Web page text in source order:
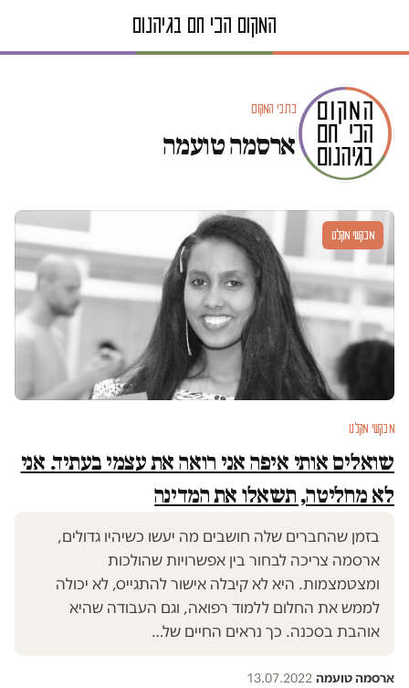
כתבי המקום
ארסמה טועמה
מבקשי מקלט
מבקשי מקלט
שואלים אותי איפה אני רואה את עצמי בעתיד. אני
לא מחליטה, תשאלו את המדינה
בזמן שהחברים שלה חושבים מה יעשו כשיהיו גדולים,
ארסמה צריכה לבחור בין אפשרויות שהולכות
ומצטמצמות. היא לא קיבלה אישור להתגייס, לא יכולה
לממש את החלום ללמוד רפואה, וגם העבודה שהיא
אוהבת בסכנה. כך נראים החיים של…
ארסמה טועמה·
13.07.2022